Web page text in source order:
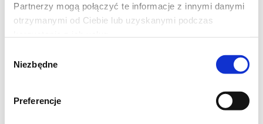
Partnerzy mogą połączyć te informacje z innymi danymi
otrzymanymi od Ciebie lub uzyskanymi podczas
zgody
Niezbędne
Preferencje